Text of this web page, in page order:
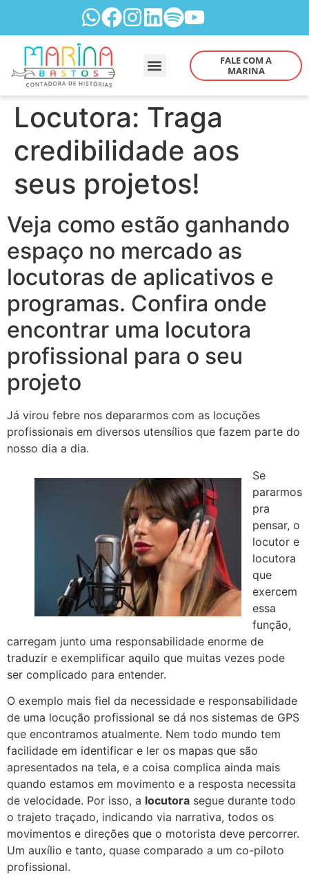
FALE COM A
MARINA
Locutora: Traga
credibilidade aos
seus projetos!
Veja como estão ganhando
espaço no mercado as
locutoras de aplicativos e
programas. Confira onde
encontrar uma locutora
profissional para o seu
projeto
Já virou febre nos depararmos com as locuções
profissionais em diversos utensílios que fazem parte do
nosso dia a dia.
Se
pararmos
pra
pensar, o
locutor e
locutora
que
exercem
essa
função,
carregam junto uma responsabilidade enorme de
traduzir e exemplificar aquilo que muitas vezes pode
ser complicado para entender.
O exemplo mais fiel da necessidade e responsabilidade
de uma locução profissional se dá nos sistemas de GPS
que encontramos atualmente. Nem todo mundo tem
facilidade em identificar e ler os mapas que são
apresentados na tela, e a coisa complica ainda mais
quando estamos em movimento e a resposta necessita
de velocidade. Por isso, a locutora segue durante todo
o trajeto traçado, indicando via narrativa, todos os
movimentos e direções que o motorista deve percorrer.
Um auxílio e tanto, quase comparado a um co-piloto
profissional.